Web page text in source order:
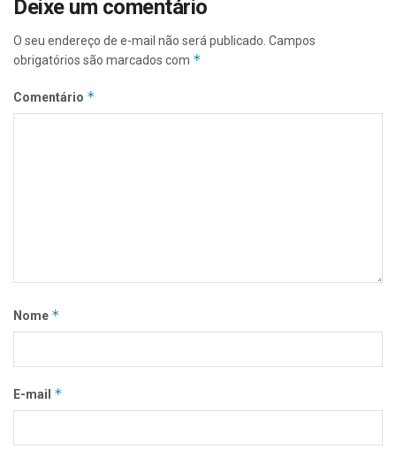
Deixe um comentário
O seu endereço de e-mail não será publicado. Campos
obrigatórios são marcados com *
Comentário *
Nome *
E-mail *